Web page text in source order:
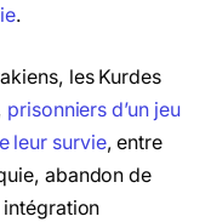
.
les Kurdes
prisonniers d’un jeu
leur survie, entre
abandon de
intégration